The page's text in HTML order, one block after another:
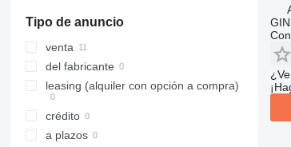
Tipo de anuncio
venta
del fabricante
leasing (alquiler con opción a compra)
crédito
a plazos